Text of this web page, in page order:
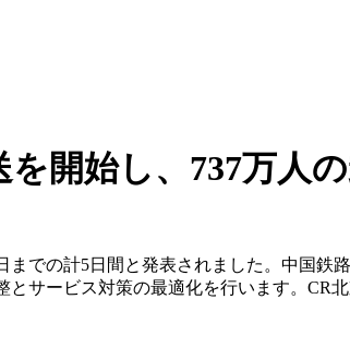
開始し、737万人
での計5日間と発表されました。中国
サービス対策の最適化を行います。CR